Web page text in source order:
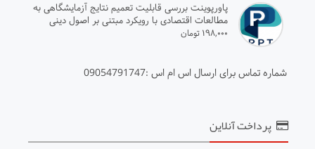
پاورپوینت بررسی قابلیت تعمیم نتایج آزمایشگاهی به
مطالعات اقتصادی با رویکرد مبتنی بر اصول دینی
۱۹۸,۰۰۰ تومان
شماره تماس برای ارسال اس ام اس :09054791747
پرداخت آنلاین